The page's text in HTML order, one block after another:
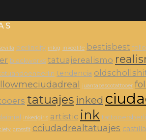
berlincity inkig inkedlife bestisbest
blackworks tatuajerealismo
tendencia
juantabascotattooer
tatuajes inked
inkedgirls artistic ink
crossfit cciudadrealtatuajes